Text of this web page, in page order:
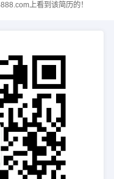
上看到该简历的！